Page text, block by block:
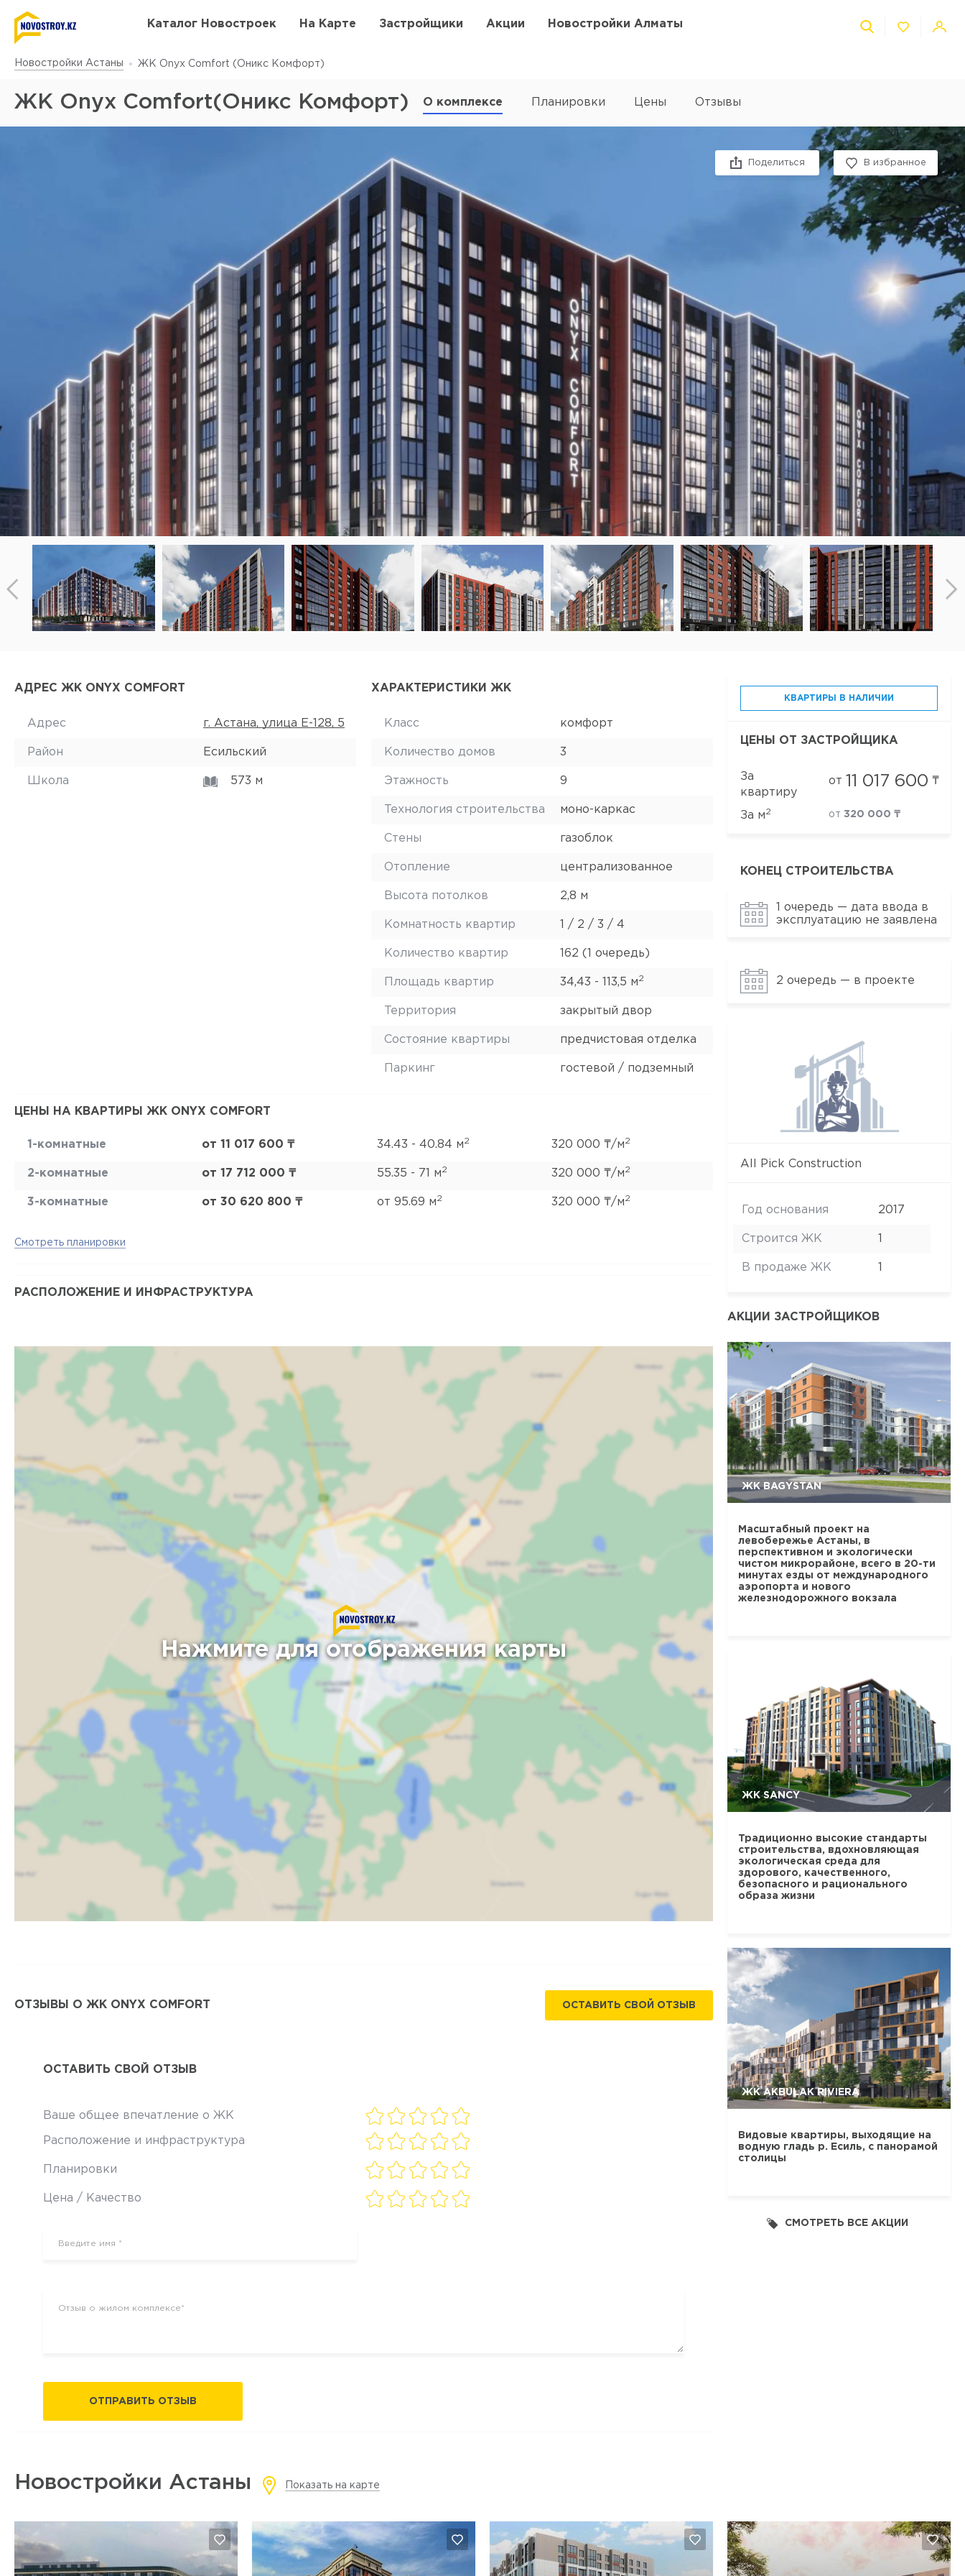
Каталог Новостроек На Карте Застройщики Акции Новостройки Алматы
Новостройки Астаны ЖК Onyx Comfort (Оникс Комфорт)
ЖК Onyx Comfort(Оникс Комфорт) О комплексе Планировки Цены Отзывы
Поделиться
Facebook
Vkontakte
Twitter
Pinterest
Viber
Telegram В избранное
АДРЕС ЖК ONYX COMFORT
Адрес г. Астана, улица Е-128, 5
Район Есильский
Школа 573 м
ХАРАКТЕРИСТИКИ ЖК
Класс комфорт
Количество домов 3
Этажность 9
Технология строительства моно-каркас
Стены газоблок
Отопление централизованное
Высота потолков 2,8 м
Комнатность квартир 1 / 2 / 3 / 4
Количество квартир 162 (1 очередь)
Площадь квартир 34,43 - 113,5 м2
Территория закрытый двор
Состояние квартиры предчистовая отделка
Паркинг гостевой / подземный
ЦЕНЫ НА КВАРТИРЫ ЖК ONYX COMFORT
1-комнатные от 11 017 600 ₸ 34.43 - 40.84 м2 320 000 ₸/м2
2-комнатные от 17 712 000 ₸ 55.35 - 71 м2 320 000 ₸/м2
3-комнатные от 30 620 800 ₸ от 95.69 м2 320 000 ₸/м2
Смотреть планировки
РАСПОЛОЖЕНИЕ И ИНФРАСТРУКТУРА
Нажмите для отображения карты
Карта Спутник
ОТЗЫВЫ О ЖК ONYX COMFORT ОСТАВИТЬ СВОЙ ОТЗЫВ
ОСТАВИТЬ СВОЙ ОТЗЫВ
Ваше общее впечатление о ЖК
Расположение и инфраструктура
Планировки
Цена / Качество
ОТПРАВИТЬ ОТЗЫВ
КВАРТИРЫ В НАЛИЧИИ
ЦЕНЫ ОТ ЗАСТРОЙЩИКА
За
квартиру
от 11 017 600 ₸
За м2 от 320 000 ₸
КОНЕЦ СТРОИТЕЛЬСТВА
1 очередь — дата ввода в
эксплуатацию не заявлена
2 очередь — в проекте
All Pick Construction
Год основания 2017
Строится ЖК
В продаже ЖК
АКЦИИ ЗАСТРОЙЩИКОВ
ЖК BAGYSTAN
Масштабный проект на
левобережье Астаны, в
перспективном и экологически
чистом микрорайоне, всего в 20-ти
минутах езды от международного
аэропорта и нового
железнодорожного вокзала
ЖК SANCY
Традиционно высокие стандарты
строительства, вдохновляющая
экологическая среда для
здорового, качественного,
безопасного и рационального
образа жизни
ЖК AKBULAK RIVIERA
Видовые квартиры, выходящие на
водную гладь р. Есиль, с панорамой
столицы
СМОТРЕТЬ ВСЕ АКЦИИ
Новостройки Астаны Показать на карте